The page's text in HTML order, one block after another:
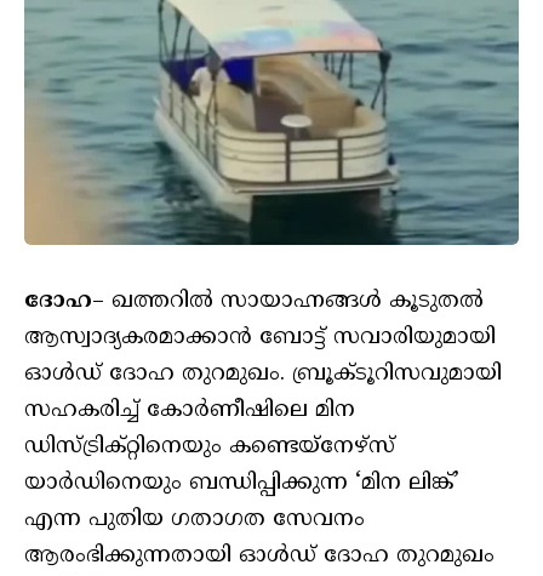
ദോഹ– ഖത്തറിൽ സായാഹ്നങ്ങൾ കൂടുതൽ
ആസ്വാദ്യകരമാക്കാൻ ബോട്ട് സവാരിയുമായി
ഓൾഡ് ദോഹ തുറമുഖം. ബ്രൂക്‌ടൂറിസവുമായി
സഹകരിച്ച് കോർണീഷിലെ മിന
ഡിസ്ട്രിക്റ്റിനെയും കണ്ടെയ്‌നേഴ്‌സ്
യാർഡിനെയും ബന്ധിപ്പിക്കുന്ന ‘മിന ലിങ്ക്’
എന്ന പുതിയ ഗതാഗത സേവനം
ആരംഭിക്കുന്നതായി ഓൾഡ് ദോഹ തുറമുഖം